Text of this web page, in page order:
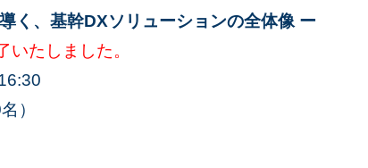
く、基幹DXソリューションの全体像 ー
たしました。
）